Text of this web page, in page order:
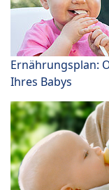
Ernährungsplan:
Ihres Babys